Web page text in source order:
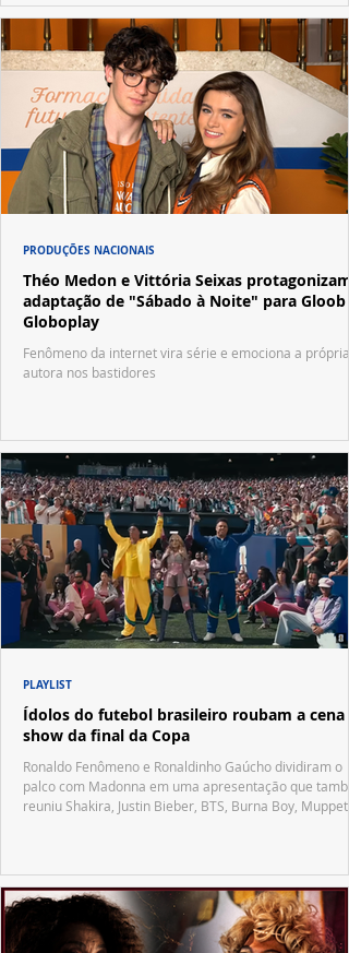
Théo Medon e Vittória Seixas protagonizam
adaptação de "Sábado à Noite" para Gloob e
Globoplay
Fenômeno da internet vira série e emociona a própria
autora nos bastidores
PRODUÇÕES NACIONAIS
Ídolos do futebol brasileiro roubam a cena
show da final da Copa
Ronaldo Fenômeno e Ronaldinho Gaúcho dividiram o
palco com Madonna em uma apresentação que
reuniu Shakira, Justin Bieber, BTS, Burna Boy, Muppets,
PLAYLIST